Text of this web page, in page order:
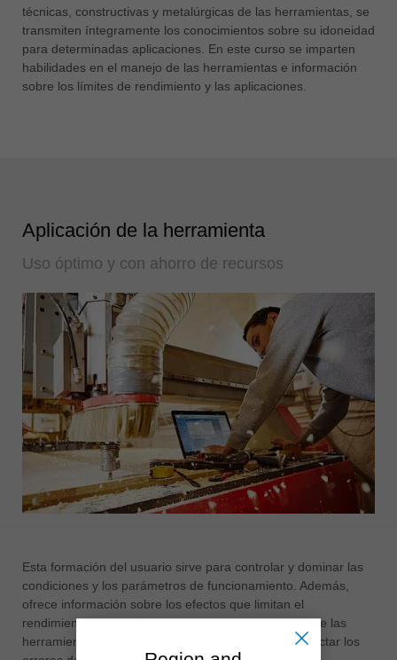
técnicas, constructivas y metalúrgicas de las herramientas, se
transmiten íntegramente los conocimientos sobre su idoneidad
para determinadas aplicaciones. En este curso se imparten
habilidades en el manejo de las herramientas e información
sobre los límites de rendimiento y las aplicaciones.
Aplicación de la herramienta
Uso óptimo y con ahorro de recursos
Esta formación del usuario sirve para controlar y dominar las
condiciones y los parámetros de funcionamiento. Además,
ofrece información sobre los efectos que limitan el
rendimiento, las medidas para aumentar la vida útil de las
herramientas y proporciona conocimientos para detectar los